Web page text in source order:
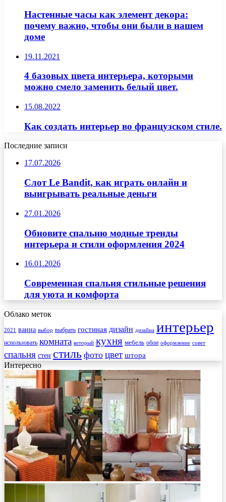
Настенные часы как элемент декора:
почему важно, чтобы они были в нашем
доме
19.11.2021
4 базовых цвета интерьера, которыми
можно смело заменить белый цвет.
15.08.2022
Как создать интерьер во французском стиле.
Последние записи
17.07.2026
Слот Le Bandit, как играть онлайн и
выигрывать реальные деньги
27.01.2026
Обновите спальню модные тренды
интерьера и стили оформления 2024
16.01.2026
Современная спальня стильные решения
для уюта и комфорта
Облако меток
2021 ванна выбор выбрать гостиная дизайн дизайна интерьер
использовать комната который кухня мебель обои оформление совет
спальня стен стиль фото цвет штора
Интересно